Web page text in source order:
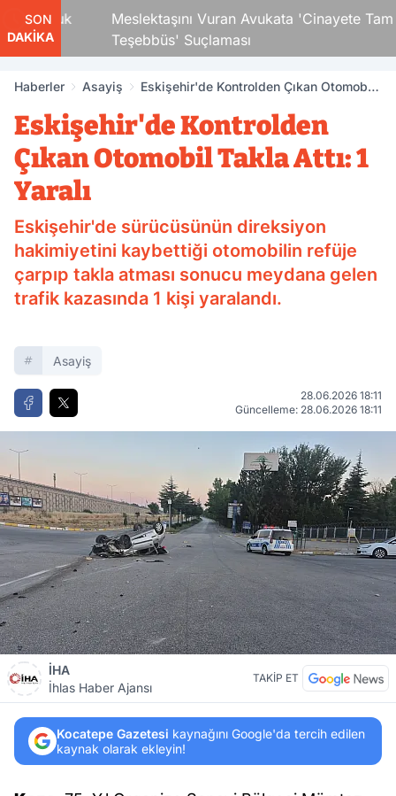
SON
DAKİKA
Çocuk
Meslektaşını Vuran Avukata 'Cinayete Tam
Teşebbüs' Suçlaması
Haberler Asayiş
Eskişehir'de Kontrolden Çıkan Otomobil
Eskişehir'de Kontrolden
Çıkan Otomobil Takla Attı: 1
Yaralı
Eskişehir'de sürücüsünün direksiyon
hakimiyetini kaybettiği otomobilin refüje
çarpıp takla atması sonucu meydana gelen
trafik kazasında 1 kişi yaralandı.
Asayiş
28.06.2026 18:11
Güncelleme: 28.06.2026 18:11
İHA
İhlas Haber Ajansı
TAKİP ET
Kocatepe Gazetesi kaynağını Google'da tercih edilen
kaynak olarak ekleyin!